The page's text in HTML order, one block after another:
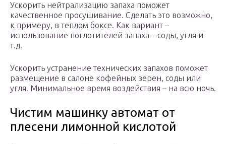
Ускорить нейтрализацию запаха поможет
качественное просушивание. Сделать это возможно,
к примеру, в теплом боксе. Как вариант –
использование поглотителей запаха – соды, угля и
т.д.
Ускорить устранение технических запахов поможет
размещение в салоне кофейных зерен, соды или
угля. Минимальное время воздействия – на всю ночь.
Чистим машинку автомат от
плесени лимонной кислотой